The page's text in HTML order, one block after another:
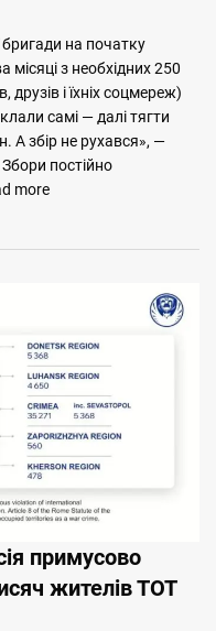
бригади на початку
місяці з необхідних 250
друзів і їхніх соцмереж)
самі — далі тягти
А збір не рухався», —
постійно
more
примусово
жителів ТОТ